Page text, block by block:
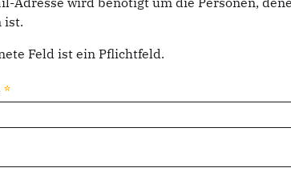
ist.
Feld ist ein Pflichtfeld.
*